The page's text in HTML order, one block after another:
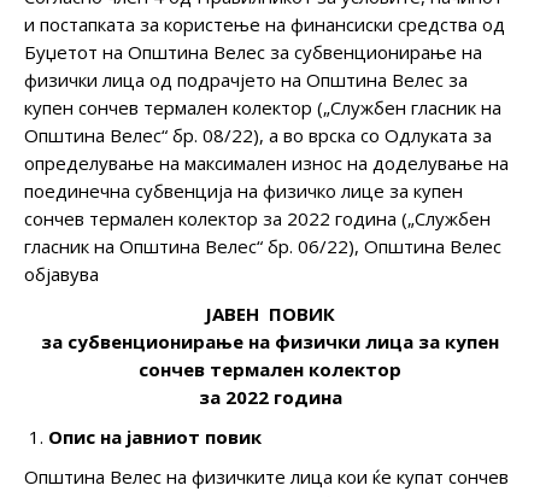
и постапката за користење на финансиски средства од
Буџетот на Општина Велес за субвенционирање на
физички лица од подрачјето на Општина Велес за
купен сончев термален колектор („Службен гласник на
Општина Велес“ бр. 08/22), а во врска со Одлуката за
определување на максимален износ на доделување на
поединечна субвенција на физичко лице за купен
сончев термален колектор за 2022 година („Службен
гласник на Општина Велес“ бр. 06/22), Општина Велес
објавува
ЈАВЕН ПОВИК
за субвенционирање на физички лица за купен
сончев термален колектор
за 2022 година
Опис на јавниот повик
Општина Велес на физичките лица кои ќе купат сончев